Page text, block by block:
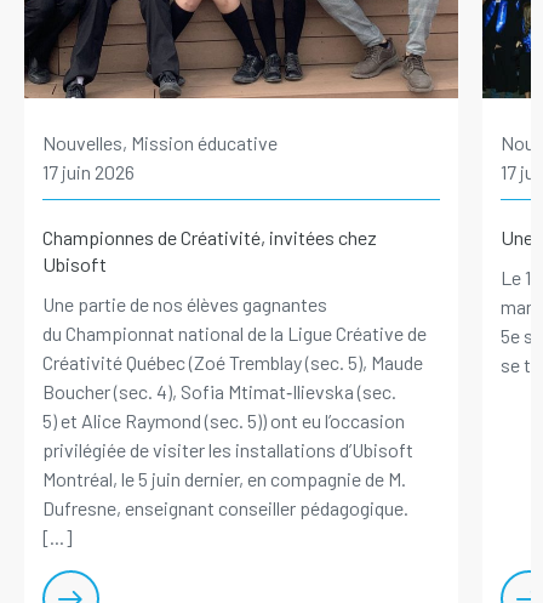
Nouvelles, Mission éducative
17 juin 2026
Championnes de Créativité, invitées chez
Ubisoft
Une partie de nos élèves gagnantes
du Championnat national de la Ligue Créative de
Créativité Québec (Zoé Tremblay (sec. 5), Maude
Boucher (sec. 4), Sofia Mtimat‑Ilievska (sec.
5) et Alice Raymond (sec. 5)) ont eu l’occasion
privilégiée de visiter les installations d’Ubisoft
Montréal, le 5 juin dernier, en compagnie de M.
Dufresne, enseignant conseiller pédagogique.
[...]
17
Une
Le
5e
se